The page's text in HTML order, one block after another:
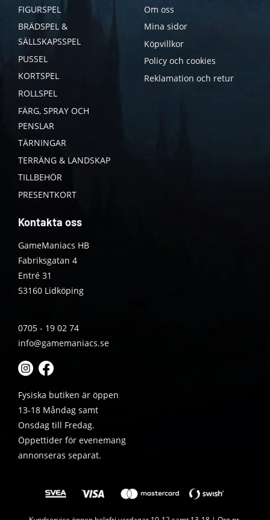
FIGURSPEL
BRÄDSPEL &
SÄLLSKAPSSPEL
PUSSEL
KORTSPEL
ROLLSPEL
FÄRG, SPRAY OCH
PENSLAR
TÄRNINGAR
TERRÄNG & LANDSKAP
TILLBEHÖR
PRESENTKORT
Om oss
Mina sidor
Köpvillkor
Policy och cookies
Reklamation och retur
Kontakta oss
GameManiacs HB
Fabriksgatan 4
Entré 31
53160 Lidköping
0705 - 19 02 74
info@gamemaniacs.se
Fysiska butiken är öppen
13-18 Måndag samt
Onsdag till Fredag.
Öppettider för evenemang
annonseras separat.